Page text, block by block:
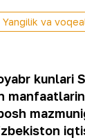
Yangilik va
kunlari